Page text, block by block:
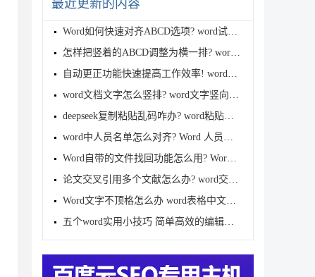
最近更新的内容
Word如何快速对齐ABCD选项? word试卷批量对齐ABCD的技
怎样把竖着的ABCD调整为横一排? word选择题abcd调整为
自动更正功能快速提高工作效率! word巧妙利用自动更正
word文档文字怎么竖排? word文字竖向显示文字的技巧
deepseek复制粘贴乱码咋办? word粘贴出现很多Markdown
word中人员名单怎么对齐? Word 人员名单排版技巧分享
Word自带的文件找回功能怎么用? Word恢复丢失文件的方
论文交叉引用多个文献怎么办? word交叉引用多篇连续文
Word文字不顶格怎么办 word表格中文字不能顶格的解决
五个word实用小技巧 简单高效的编辑文档大家都说好用